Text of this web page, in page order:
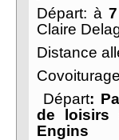
Départ: à
Claire
Distance
Départ:
de loisirs
Engins